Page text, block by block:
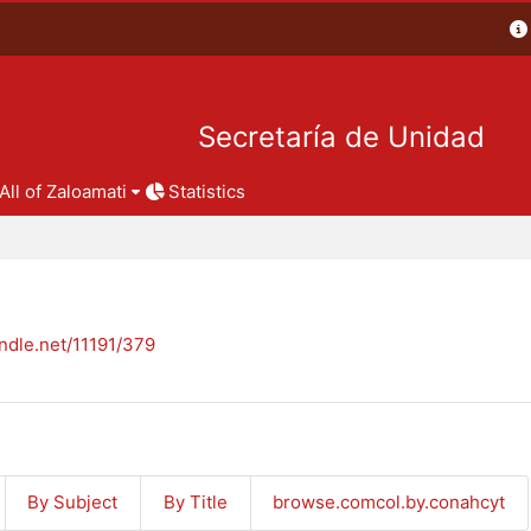
Secretaría de Unidad
All of Zaloamati Statistics
11191/379
By Subject By Title browse.comcol.by.conahcyt